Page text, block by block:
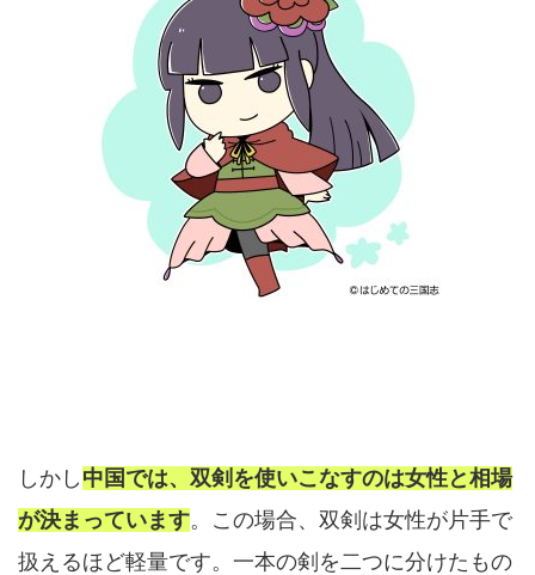
しかし中国では、双剣を使いこなすのは女性と相場
が決まっています。この場合、双剣は女性が片手で
扱えるほど軽量です。一本の剣を二つに分けたもの